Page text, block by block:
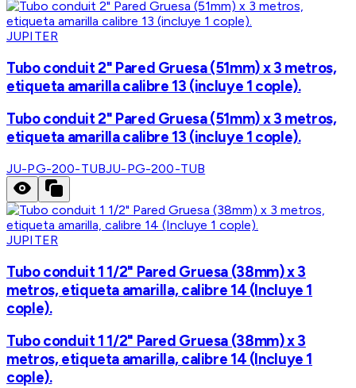
JUPITER
Tubo conduit 2" Pared Gruesa (51mm) x 3 metros,
etiqueta amarilla calibre 13 (incluye 1 cople).
Tubo conduit 2" Pared Gruesa (51mm) x 3 metros,
etiqueta amarilla calibre 13 (incluye 1 cople).
JU-PG-200-TUBJU-PG-200-TUB
JUPITER
Tubo conduit 1 1/2" Pared Gruesa (38mm) x 3
metros, etiqueta amarilla, calibre 14 (Incluye 1
cople).
Tubo conduit 1 1/2" Pared Gruesa (38mm) x 3
metros, etiqueta amarilla, calibre 14 (Incluye 1
cople).